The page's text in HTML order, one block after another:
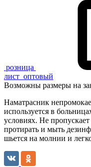
розница
лист оптовый
Возможны размеры на
Наматрасник
используется в
условиях. Не
протирать и мыть
шьется на молнии и